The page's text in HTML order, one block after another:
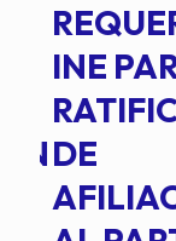
INE
DE